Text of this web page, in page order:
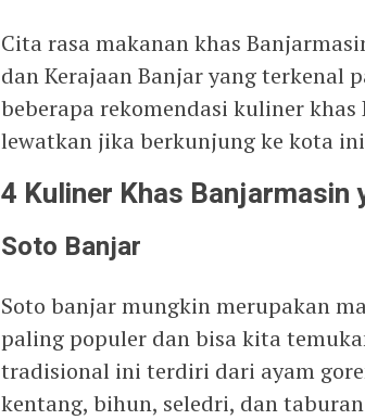
Cita rasa makanan khas
dan Kerajaan Banjar yang terkenal
beberapa rekomendasi kuliner
lewatkan jika berkunjung ke kota
4 Kuliner Khas Banjarmasin
Soto Banjar
Soto banjar mungkin merupakan
paling populer dan bisa kita
tradisional ini terdiri dari ayam
kentang, bihun, seledri, dan